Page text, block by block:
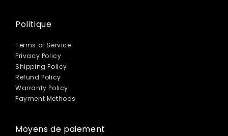
Politique
Terms of Service
Privacy Policy
Shipping Policy
Refund Policy
Warranty Policy
Payment Methods
Moyens de paiement